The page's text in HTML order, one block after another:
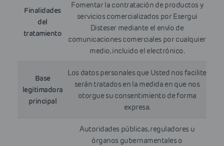
Finalidades
del
tratamiento
Fomentar la contratación de productos y
servicios comercializados por Esergui
Disteser mediante el envío de
comunicaciones comerciales por cualquier
medio, incluido el electrónico.
Base
legitimadora
principal
Los datos personales que Usted nos facilite
serán tratados en la medida en que nos
otorgue su consentimiento de forma
expresa.
Autoridades públicas, reguladores u
órganos gubernamentales o